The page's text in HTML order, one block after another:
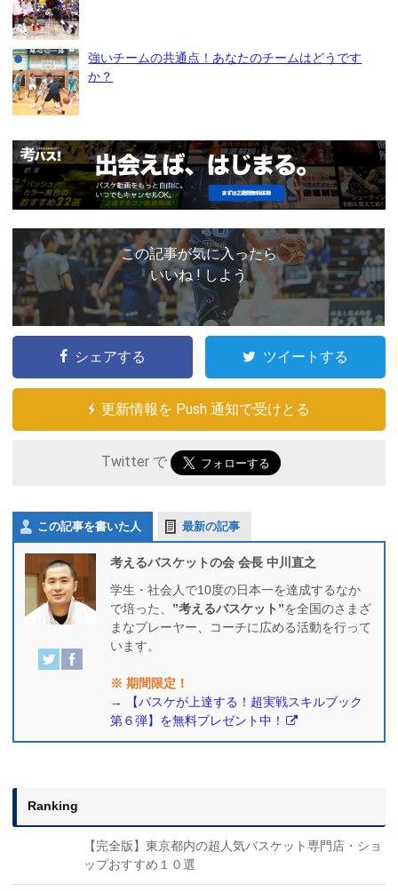
強いチームの共通点！あなたのチームはどうです
か？
この記事が気に入ったら
いいね ! しよう
シェアする ツイートする
更新情報を Push 通知で受けとる
Twitter で
この記事を書いた人 最新の記事
考えるバスケットの会 会長 中川直之
学生・社会人で10度の日本一を達成するなか
で培った、 ”考えるバスケット”を全国のさまざ
まなプレーヤー、コーチに広める活動を行って
います。
※ 期間限定！
→
【バスケが上達する！超実戦スキルブック
第６弾】を無料プレゼント中！
Ranking
【完全版】東京都内の超人気バスケット専門店・ショ
ップおすすめ１０選